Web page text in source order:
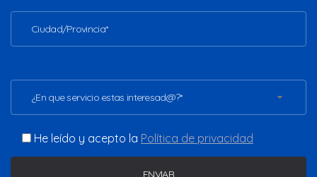
¿En que servicio estas interesad@?*
He leído y acepto la Política de privacidad